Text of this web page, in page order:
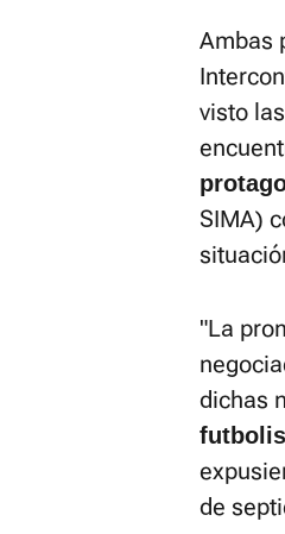
Ambas
visto
SIMA)
"La
dichas
de